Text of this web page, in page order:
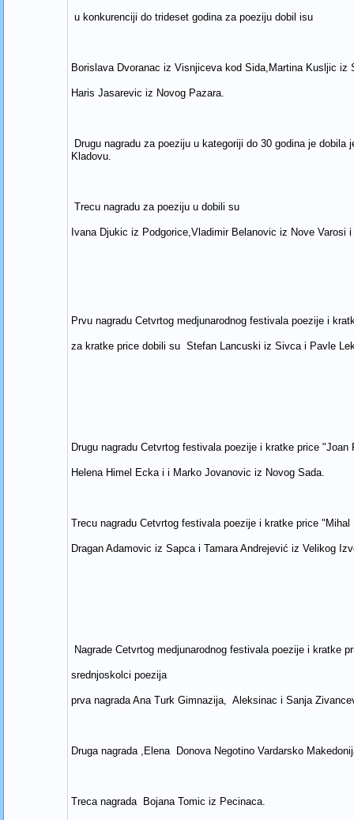
u konkurenciji do trideset godina za poeziju dobil isu
Borislava Dvoranac iz Visnjiceva kod Sida,Martina Kusljic iz
Haris Jasarevic iz Novog Pazara.
Drugu nagradu za poeziju u kategoriji do 30 godina je
Kladovu.
Trecu nagradu za poeziju u dobili su
Ivana Djukic iz Podgorice,Vladimir Belanovic iz Nove
Prvu nagradu Cetvrtog medjunarodnog festivala poezije i
za kratke price dobili su Stefan Lancuski iz Sivca i Pavle
Drugu nagradu Cetvrtog festivala poezije i kratke price "Joan
Helena Himel Ecka i i Marko Jovanovic iz Novog Sada.
Trecu nagradu Cetvrtog festivala poezije i kratke price
Dragan Adamovic iz Sapca i Tamara Andrejević iz Velikog
Nagrade Cetvrtog medjunarodnog festivala poezije i kratke
srednjoskolci poezija
prva nagrada Ana Turk Gimnazija, Aleksinac i Sanja
Druga nagrada ,Elena Donova Negotino Vardarsko
Treca nagrada Bojana Tomic iz Pecinaca.